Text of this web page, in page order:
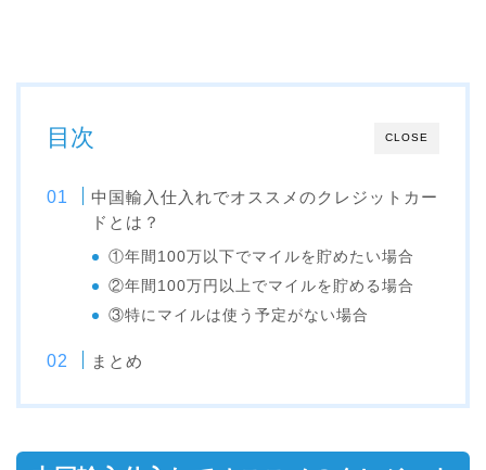
CLOSE
目次
中国輸入仕入れでオススメのクレジットカー
ドとは？
①年間100万以下でマイルを貯めたい場合
②年間100万円以上でマイルを貯める場合
③特にマイルは使う予定がない場合
まとめ